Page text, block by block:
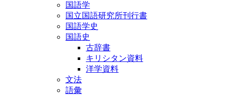
国語学
国立国語研究所刊行書
国語学史
国語史
古辞書
キリシタン資料
洋学資料
文法
語彙